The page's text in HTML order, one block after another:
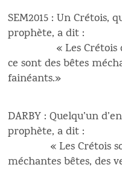
SEM2015 : Un Crétois,
prophète, a dit :
« Les Crétois ont
ce sont des bêtes
fainéants.»
DARBY : Quelqu’un
prophète, a dit :
« Les Crétois
méchantes bêtes, des